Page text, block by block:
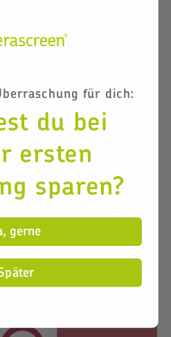
mit Mineralstoffen wie
vorzubeugen.
Warenkorb
für dich:
du bei
ersten
sparen?
gerne